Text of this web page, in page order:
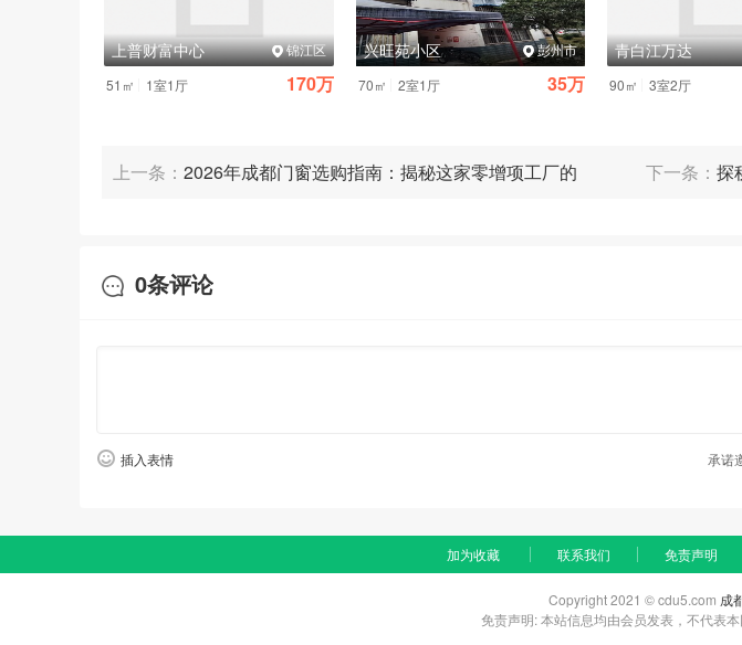
鉴定结论时限 :材料完整后60日内作出,伤情复杂可延长30日。
:对初次鉴定结论不服的,可在收到结论之日起15日内向省级劳动能力鉴定委员会申请
:治疗期间原工资福利待遇不变,由单位按月支付(一般不超过12个月,严重可延长)
伤残津贴(一至四级伤残,按月支付,分别为本人工资的90%、85%、80%、75%)。
1. 劳动关系证据
(无合同时): 工资支付凭证(银行流水、工资条);
上普财富中心
锦江区
51㎡
1室1厅 170万
兴旺苑小区
彭州市
70㎡
2室1厅 35万
青白江万达
90㎡
3室2厅
上一条： 2026年成都门窗选购指南：揭秘这家零增项工厂的 下一条： 探
0条评论
插入表情 承诺
加为收藏 联系我们 免责声明
Copyright 2021 © cdu5.com 成
免责声明: 本站信息均由会员发表，不代表